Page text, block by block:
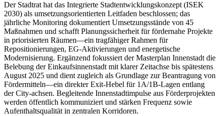
Der Stadtrat hat das Integrierte Stadtentwicklungskonzept (ISEK
2030) als umsetzungsorientierten Leitfaden beschlossen; das
jährliche Monitoring dokumentiert Umsetzungsstände von 45
Maßnahmen und schafft Planungssicherheit für fördernahe Projekte
in priorisierten Räumen—ein tragfähiger Rahmen für
Repositionierungen, EG‑Aktivierungen und energetische
Modernisierung. Ergänzend fokussiert der Masterplan Innenstadt die
Belebung der Einkaufsinnenstadt mit klarer Zeitachse bis spätestens
August 2025 und dient zugleich als Grundlage zur Beantragung von
Fördermitteln—ein direkter Exit‑Hebel für 1A/1B‑Lagen entlang
der City‑achsen. Begleitende Innenstadtimpulse aus Förderprojekten
werden öffentlich kommuniziert und stärken Frequenz sowie
Aufenthaltsqualität in zentralen Korridoren.